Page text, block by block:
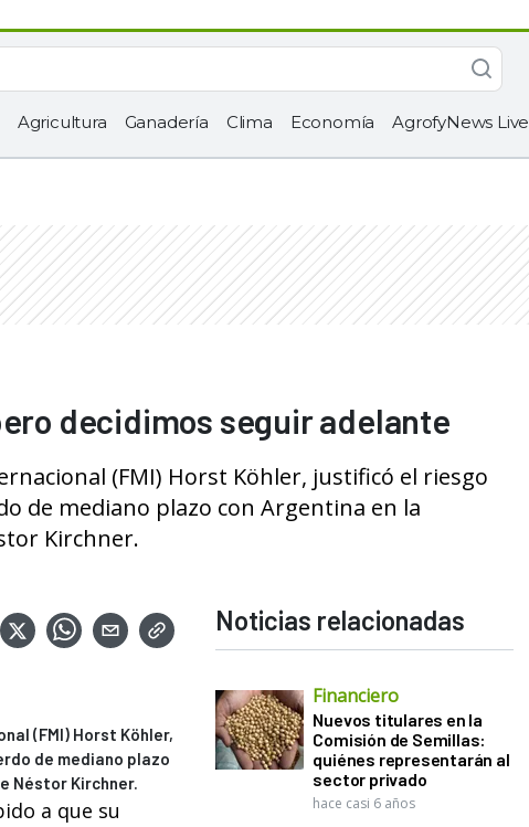
Agricultura Ganadería Clima Economía AgrofyNews Live
decidimos seguir adelante
(FMI) Horst Köhler, justificó el riesgo
de mediano plazo con Argentina en la
Kirchner.
(FMI) Horst Köhler,
de mediano plazo
Néstor Kirchner.
a que su
Noticias relacionadas
Financiero
Nuevos titulares en la
Comisión de Semillas:
quiénes representarán al
sector privado
hace casi 6 años